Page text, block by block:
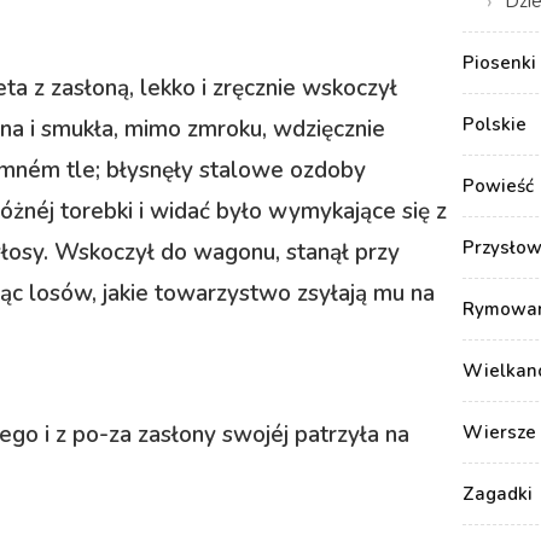
z zasłoną, lekko i zręcznie wskoczył
i smukła, mimo zmroku, wdzięcznie
tle; błysnęły stalowe ozdoby
torebki i widać było wymykające się z
Wskoczył do wagonu, stanął przy
losów, jakie towarzystwo zsyłają mu na
i z po-za zasłony swojéj patrzyła na
Piosenki
Polskie
Powieść
Wiersze
Zagadki